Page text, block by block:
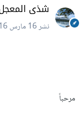
شذى المعجل
نشر16 مارس 2016
مرحباً